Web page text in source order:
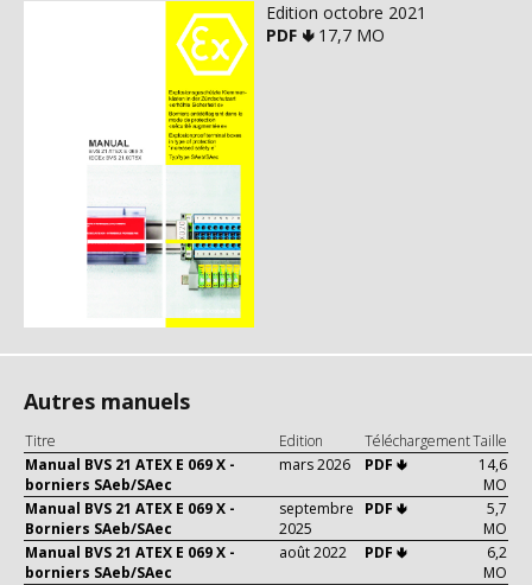
Edition octobre 2021
PDF 🢃 17,7 MO
Autres manuels
Titre Edition TéléchargementTaille
Manual BVS 21 ATEX E 069 X -
borniers SAeb/SAec
mars 2026 PDF 🢃
14,6
MO
Manual BVS 21 ATEX E 069 X -
Borniers SAeb/SAec
septembre
2025
PDF 🢃
5,7
MO
Manual BVS 21 ATEX E 069 X -
borniers SAeb/SAec
août 2022 PDF 🢃
6,2
MO